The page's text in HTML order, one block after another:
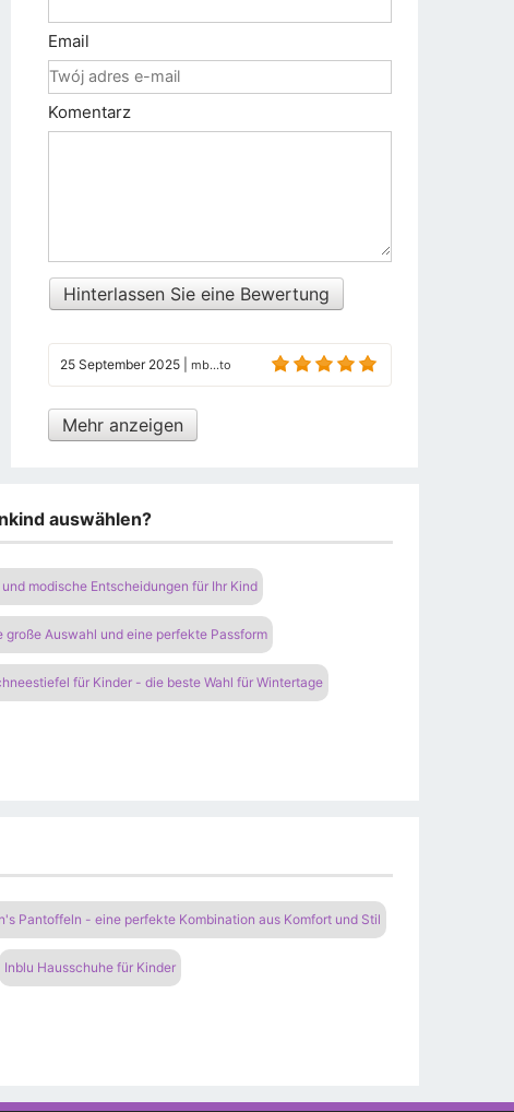
Email
Komentarz
Hinterlassen Sie eine Bewertung
25 September 2025 mb...to
Mehr anzeigen
auswählen?
modische Entscheidungen für Ihr Kind
große Auswahl und eine perfekte Passform
für Kinder - die beste Wahl für Wintertage
Pantoffeln - eine perfekte Kombination aus Komfort und Stil
Inblu Hausschuhe für Kinder